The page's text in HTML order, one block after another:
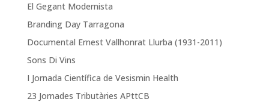
El Gegant Modernista
Branding Day Tarragona
Documental Ernest Vallhonrat Llurba (1931-2011)
Sons Di Vins
I Jornada Científica de Vesismin Health
23 Jornades Tributàries APttCB